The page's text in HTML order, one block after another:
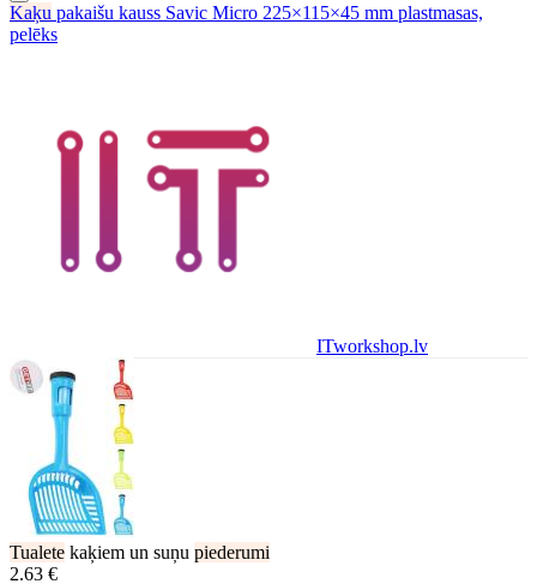
Kaķu pakaišu kauss Savic Micro 225×115×45 mm plastmasas,
pelēks
ITworkshop.lv
Tualete kaķiem un suņu piederumi
2.63 €